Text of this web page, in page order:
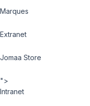
Marques
Extranet
Jomaa Store
">
Intranet